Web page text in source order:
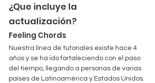
¿Que incluye la
actualización?
Feeling Chords
Nuestra línea de tutoriales existe hace 4
años y se ha ido fortaleciendo con el paso
del tiempo, llegando a personas de varias
países de Latinoamérica y Estados Unidos.